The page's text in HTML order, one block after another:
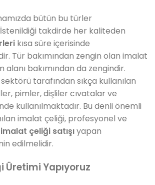
bütün bu türler
takdirde her kaliteden
kısa süre içerisinde
Tür bakımından zengin olan imalat
alanı bakımından da zengindir.
tarafından sıkça kullanılan
pimler, dişliler cıvatalar ve
kullanılmaktadır. Bu denli önemli
imalat çeliği, profesyonel ve
çeliği satışıyapan
edilmelidir.
Üretimi Yapıyoruz